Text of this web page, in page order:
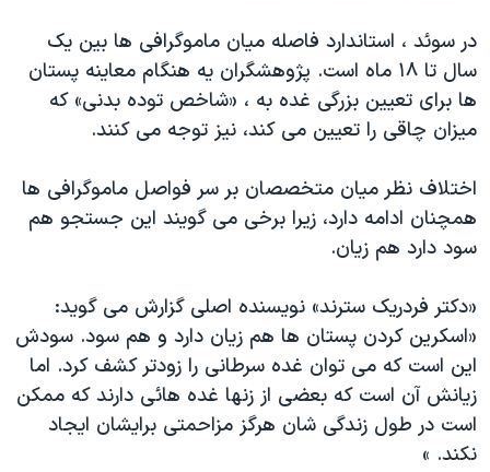
در سوئد ، استاندارد فاصله میان ماموگرافی ها بین یک
سال تا ۱۸ ماه است. پژوهشگران یه هنگام معاینه پستان
ها برای تعیین بزرگی غده به ، «شاخص توده بدنی» که
میزان چاقی را تعیین می کند، نیز توجه می کنند.
اختلاف نظر میان متخصصان بر سر فواصل ماموگرافی ها
همچنان ادامه دارد، زیرا برخی می گویند این جستجو هم
سود دارد هم زیان.
«دکتر فردریک سترند» نویسنده اصلی گزارش می گوید:
«اسکرین کردن پستان ها هم زیان دارد و هم سود. سودش
این است که می توان غده سرطانی را زودتر کشف کرد. اما
زیانش آن است که بعضی از زنها غده هائی دارند که ممکن
است در طول زندگی شان هرگز مزاحمتی برایشان ایجاد
نکند. »